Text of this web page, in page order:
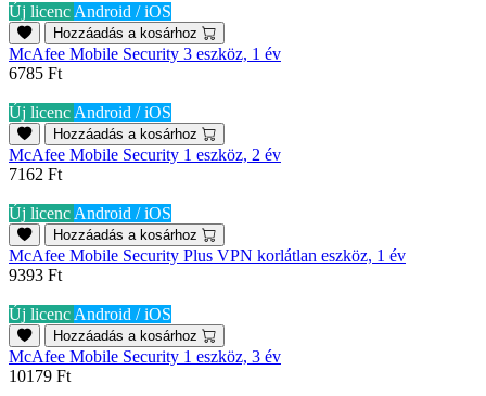
Új licenc Android / iOS
Hozzáadás a kosárhoz
McAfee Mobile Security 3 eszköz, 1 év
6785 Ft
Új licenc Android / iOS
Hozzáadás a kosárhoz
McAfee Mobile Security 1 eszköz, 2 év
7162 Ft
Új licenc Android / iOS
Hozzáadás a kosárhoz
McAfee Mobile Security Plus VPN korlátlan eszköz, 1 év
9393 Ft
Új licenc Android / iOS
Hozzáadás a kosárhoz
McAfee Mobile Security 1 eszköz, 3 év
10179 Ft